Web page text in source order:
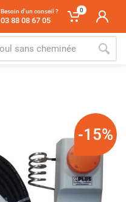
Besoin d'un conseil ?
03 88 08 67 05
0
-15%